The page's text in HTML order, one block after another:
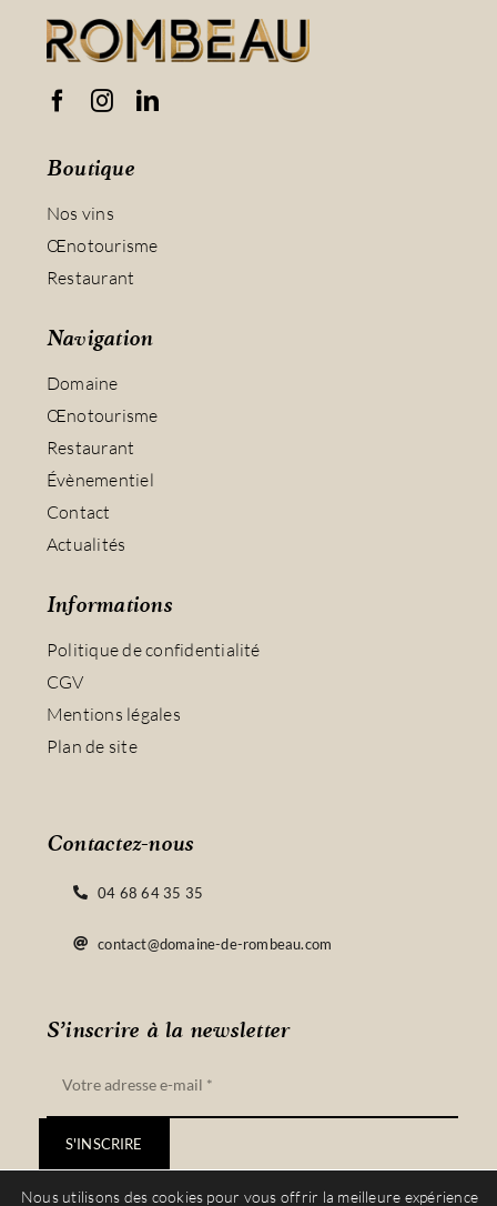
Boutique
Nos vins
Œnotourisme
Restaurant
Navigation
Domaine
Œnotourisme
Restaurant
Évènementiel
Contact
Actualités
Informations
Politique de confidentialité
CGV
Mentions légales
Plan de site
S’inscrire à la newsletter
S'INSCRIRE
Contactez-nous
04 68 64 35 35
contact@domaine-de-rombeau.com
Nous utilisons des cookies pour vous offrir la meilleure expérience